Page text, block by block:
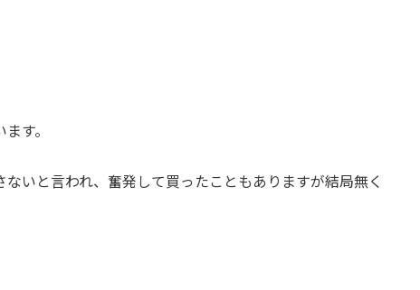
す。
いと言われ、奮発して買ったこともありますが結局無く